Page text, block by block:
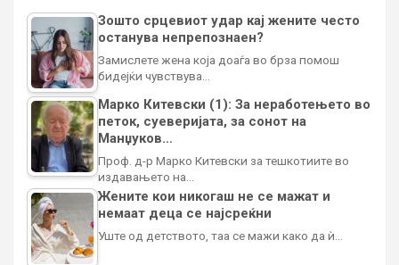
Зошто срцевиот удар кај жените често
останува непрепознаен?
Замислете жена која доаѓа во брза помош
бидејќи чувствува…
Марко Китевски (1): За неработењето во
петок, суеверијата, за сонот на
Манџуков…
Проф. д-р Марко Китевски за тешкотиите во
издавањето на…
Жените кои никогаш не се мажат и
немаат деца се најсреќни
Уште од детството, таа се мажи како да ѝ…